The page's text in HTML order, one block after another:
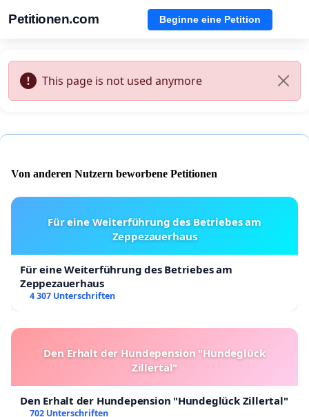
Petitionen.com Beginne eine Petition
This page is not used anymore
Von anderen Nutzern beworbene Petitionen
Für eine Weiterführung des Betriebes am
Zeppezauerhaus
Für eine Weiterführung des Betriebes am
Zeppezauerhaus
4 307 Unterschriften
Den Erhalt der Hundepension "Hundeglück
Zillertal"
Den Erhalt der Hundepension "Hundeglück Zillertal"
702 Unterschriften